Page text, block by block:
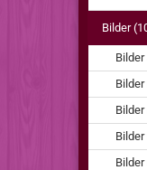
Bilder